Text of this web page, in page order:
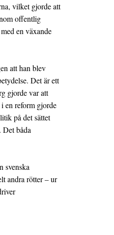
vilket gjorde att
offentlig
en växande
att han blev
Det är ett
gjorde var att
en reform gjorde
på det sättet
Det båda
svenska
andra rötter – ur